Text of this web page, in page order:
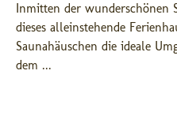
Inmitten der wunderschönen
dieses alleinstehende
Saunahäuschen die ideale
dem ...